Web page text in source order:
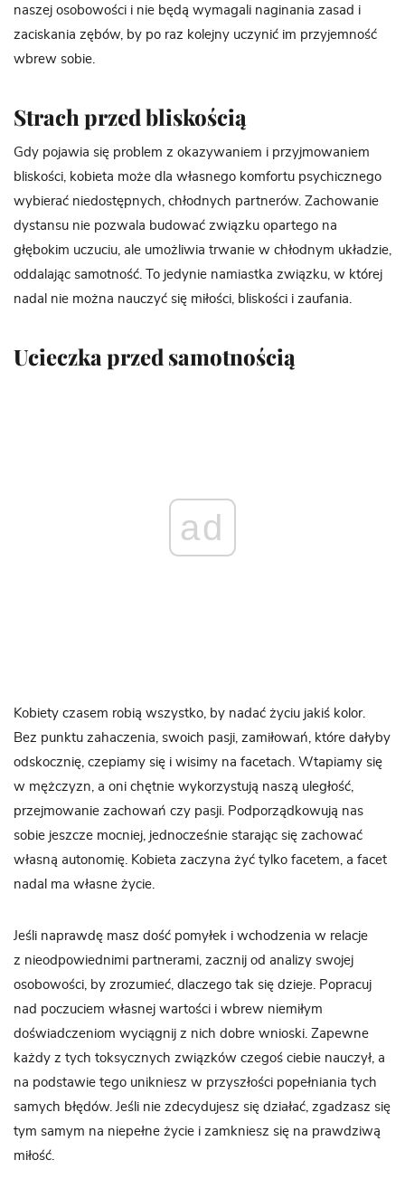
naszej osobowości i nie będą wymagali naginania zasad i
zaciskania zębów, by po raz kolejny uczynić im przyjemność
wbrew sobie.
Strach przed bliskością
Gdy pojawia się problem z okazywaniem i przyjmowaniem
bliskości, kobieta może dla własnego komfortu psychicznego
wybierać niedostępnych, chłodnych partnerów. Zachowanie
dystansu nie pozwala budować związku opartego na
głębokim uczuciu, ale umożliwia trwanie w chłodnym układzie,
oddalając samotność. To jedynie namiastka związku, w której
nadal nie można nauczyć się miłości, bliskości i zaufania.
Ucieczka przed samotnością
ad
Kobiety czasem robią wszystko, by nadać życiu jakiś kolor.
Bez punktu zahaczenia, swoich pasji, zamiłowań, które dałyby
odskocznię, czepiamy się i wisimy na facetach. Wtapiamy się
w mężczyzn, a oni chętnie wykorzystują naszą uległość,
przejmowanie zachowań czy pasji. Podporządkowują nas
sobie jeszcze mocniej, jednocześnie starając się zachować
własną autonomię. Kobieta zaczyna żyć tylko facetem, a facet
nadal ma własne życie.
Jeśli naprawdę masz dość pomyłek i wchodzenia w relacje
z nieodpowiednimi partnerami, zacznij od analizy swojej
osobowości, by zrozumieć, dlaczego tak się dzieje. Popracuj
nad poczuciem własnej wartości i wbrew niemiłym
doświadczeniom wyciągnij z nich dobre wnioski. Zapewne
każdy z tych toksycznych związków czegoś ciebie nauczył, a
na podstawie tego unikniesz w przyszłości popełniania tych
samych błędów. Jeśli nie zdecydujesz się działać, zgadzasz się
tym samym na niepełne życie i zamkniesz się na prawdziwą
miłość.